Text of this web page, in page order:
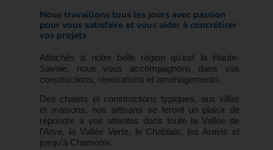
Nous travaillons tous les jours avec passion
pour vous satisfaire et vous aider à concrétiser
vos projets
Attachés à notre belle région qu’est la Haute-
Savoie, nous vous accompagnons dans vos
constructions, rénovations et aménagements.
Des chalets et constructions typiques, aux villas
et maisons, nos artisans se feront un plaisir de
répondre à vos attentes dans toute la Vallée de
l’Arve, la Vallée Verte, le Chablais, les Aravis et
jusqu’à Chamonix.